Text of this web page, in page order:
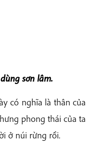
sơn lâm.
có nghĩa là thân của
phong thái của ta
ở núi rừng rồi.